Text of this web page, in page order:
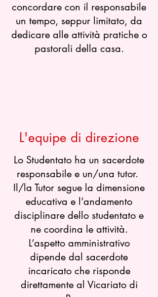
concordare con il responsabile
un tempo, seppur limitato, da
dedicare alle attività pratiche o
pastorali della casa.
L'equipe di direzione
Lo Studentato ha un sacerdote
responsabile e un/una tutor.
Il/la Tutor segue la dimensione
educativa e l’andamento
disciplinare dello studentato e
ne coordina le attività.
L’aspetto amministrativo
dipende dal sacerdote
incaricato che risponde
direttamente al Vicariato di